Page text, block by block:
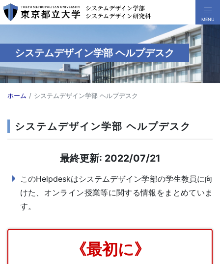
システムデザイン学部 ヘルプデスク
ホーム システムデザイン学部 ヘルプデスク
システムデザイン学部 ヘルプデスク
最終更新: 2022/07/21
このHelpdeskはシステムデザイン学部の学生教員に向
けた、オンライン授業等に関する情報をまとめていま
す。
《最初に》